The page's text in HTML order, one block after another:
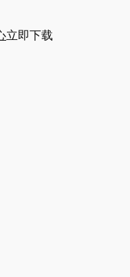
立即下载